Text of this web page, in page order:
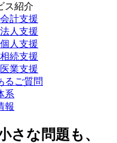
ス紹介
会計支援
法人支援
個人支援
相続支援
医業支援
るご質問
系
報
さな問題も、